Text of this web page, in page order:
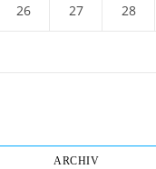
26 27 28
ARCHIV